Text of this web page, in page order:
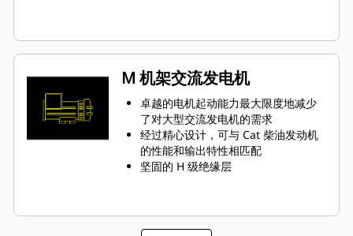
M 机架交流发电机
卓越的电机起动能力最大限度地减少
了对大型交流发电机的需求
经过精心设计，可与 Cat 柴油发动机
的性能和输出特性相匹配
坚固的 H 级绝缘层